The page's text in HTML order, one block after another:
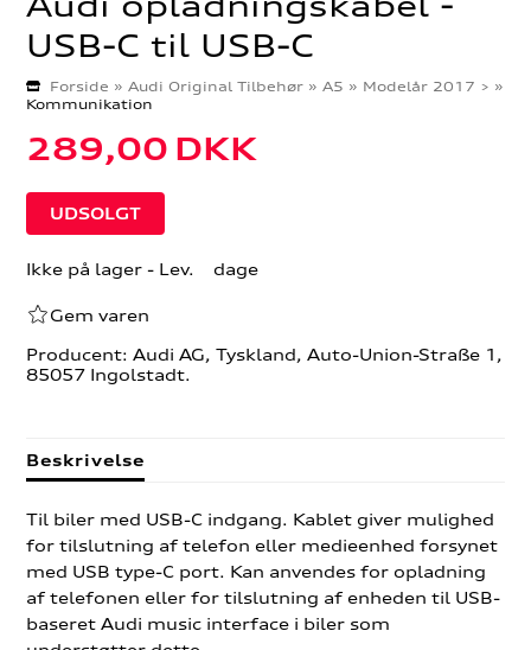
USB-C til USB-C
Forside »Audi Original Tilbehør »A5 » Modelår 2017 > »
Kommunikation
289,00 DKK
Ikke på lager- Lev. dage
Gem varen
Producent: Audi AG, Tyskland, Auto-Union-Straße 1,
85057 Ingolstadt.
Beskrivelse
Til biler med USB-C indgang. Kablet giver mulighed
for tilslutning af telefon eller medieenhed forsynet
med USB type-C port. Kan anvendes for opladning
af telefonen eller for tilslutning af enheden til USB-
baseret Audi music interface i biler som